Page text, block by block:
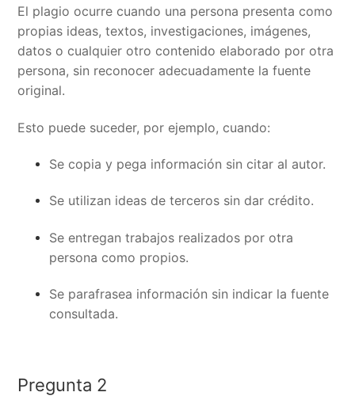
El plagio ocurre cuando una persona presenta como
propias ideas, textos, investigaciones, imágenes,
datos o cualquier otro contenido elaborado por otra
persona, sin reconocer adecuadamente la fuente
original.
Esto puede suceder, por ejemplo, cuando:
Se copia y pega información sin citar al autor.
Se utilizan ideas de terceros sin dar crédito.
Se entregan trabajos realizados por otra
persona como propios.
Se parafrasea información sin indicar la fuente
consultada.
Pregunta 2